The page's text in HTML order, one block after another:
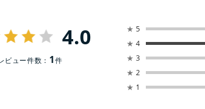
4.0
ビュー件数： 1件
★ 5
★ 4
★ 3
★ 2
★ 1